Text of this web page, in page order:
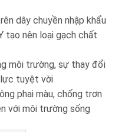
dây chuyền nhập khẩu
tạo nên loại gạch chất
môi trường, sự thay đổi
lực tuyệt vời
phai màu, chống trơn
với môi trường sống